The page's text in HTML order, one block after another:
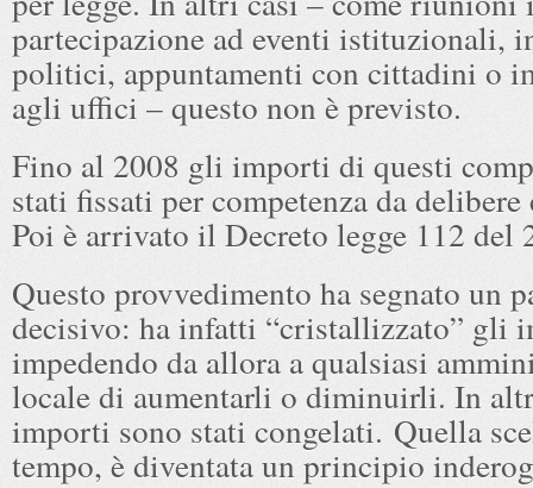
partecipazione ad eventi istituzionali,
politici, appuntamenti con cittadini o
agli uffici – questo non è previsto.
Fino al 2008 gli importi di questi
stati fissati per competenza da
Poi è arrivato il Decreto legge 112 del
Questo provvedimento ha segnato un
decisivo: ha infatti “cristallizzato” gli
impedendo da allora a qualsiasi
locale di aumentarli o diminuirli. In
importi sono stati congelati. Quella
tempo, è diventata un principio